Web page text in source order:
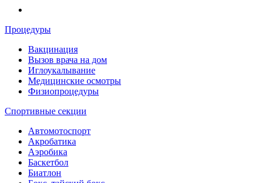
Процедуры
Вакцинация
Вызов врача на дом
Иглоукалывание
Медицинские осмотры
Физиопроцедуры
Спортивные секции
Автомотоспорт
Акробатика
Аэробика
Баскетбол
Биатлон